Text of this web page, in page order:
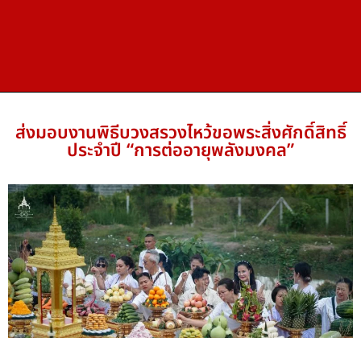
ส่งมอบงานพิธีบวงสรวงไหว้ขอพระสิ่งศักดิ์สิทธิ์
ประจำปี “การต่ออายุพลังมงคล”